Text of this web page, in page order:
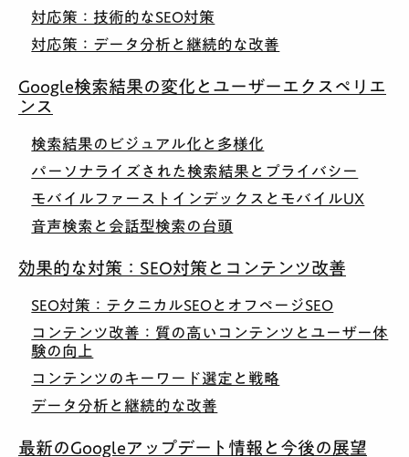
対応策：技術的なSEO対策
対応策：データ分析と継続的な改善
Google検索結果の変化とユーザーエクスペリエ
ンス
検索結果のビジュアル化と多様化
パーソナライズされた検索結果とプライバシー
モバイルファーストインデックスとモバイルUX
音声検索と会話型検索の台頭
効果的な対策：SEO対策とコンテンツ改善
SEO対策：テクニカルSEOとオフページSEO
コンテンツ改善：質の高いコンテンツとユーザー体
験の向上
コンテンツのキーワード選定と戦略
データ分析と継続的な改善
最新のGoogleアップデート情報と今後の展望